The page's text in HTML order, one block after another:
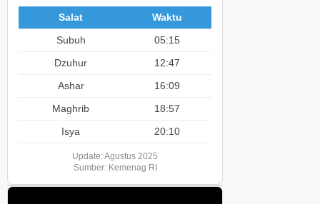
Salat
Waktu
Subuh
05:15
Dzuhur
12:47
Ashar
16:09
Maghrib
18:57
Isya
20:10
Update: Agustus 2025
Sumber: Kemenag RI